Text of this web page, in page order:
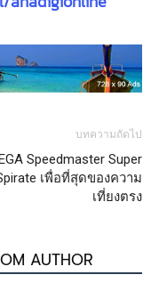
บทความถัดไป
Speedmaster Super
เพื่อที่สุดของความ
เที่ยงตรง
AUTHOR